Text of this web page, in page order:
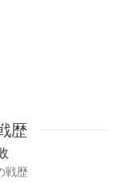
歴
戦歴